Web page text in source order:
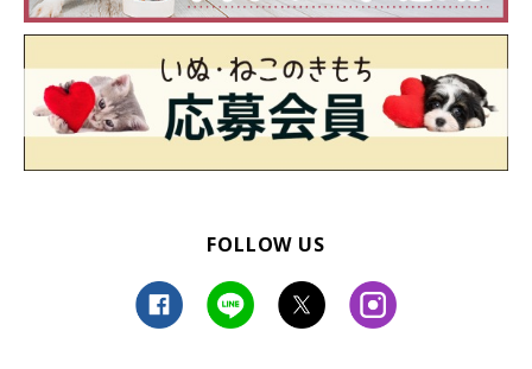
老犬が寝てばかりいるときの注意点
FOLLOW US